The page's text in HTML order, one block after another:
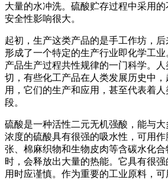
大量的水冲洗。硫酸贮存过程中采用
安全性影响很大。
起初，生产这类产品的是手工作坊，
形成了一个特定的生产行业即化学工
产品生产过程共性规律的一门科学。
切，有些化工产品在人类发展历史中
用，它们的生产和应用，甚至代表着
段。
硫酸是一种活性二元无机强酸，能与
浓度的硫酸具有很强的吸水性，可用
张、棉麻织物和生物皮肉等含碳水化
时，会释放出大量的热能。它具有很
用时应谨慎。作为重要的工业原料，可